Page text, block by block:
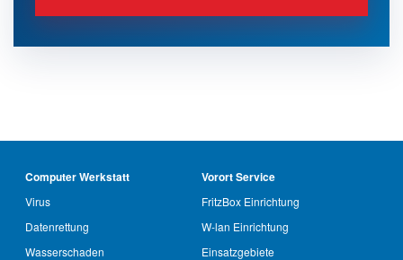
Computer Werkstatt
Virus
Datenrettung
Wasserschaden
Vorort Service
FritzBox Einrichtung
W-lan Einrichtung
Einsatzgebiete